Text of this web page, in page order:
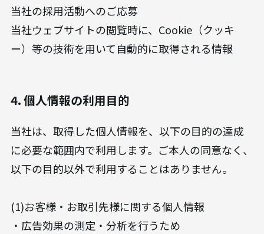
当社の採用活動へのご応募
当社ウェブサイトの閲覧時に、Cookie（クッキ
ー）等の技術を用いて自動的に取得される情報
4. 個人情報の利用目的
当社は、取得した個人情報を、以下の目的の達成
に必要な範囲内で利用します。ご本人の同意なく、
以下の目的以外で利用することはありません。
(1)お客様・お取引先様に関する個人情報
・広告効果の測定・分析を行うため